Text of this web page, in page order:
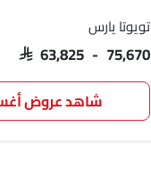
تويوتا يارس
SAR 63,825 - 75,670
شاهد عروض